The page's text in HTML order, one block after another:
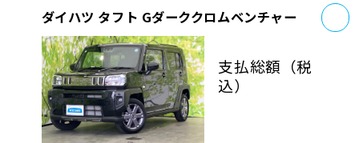
ダイハツ タフト Gダーククロムベンチャー
支払総額 （税
込）